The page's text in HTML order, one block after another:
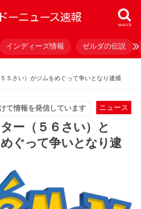
search
インディーズ情報 ゼルダの伝説
５さい）がジムをめぐって争いとなり逮捕
ニュース
て情報を発信しています
ー（５６さい）と
ぐって争いとなり逮